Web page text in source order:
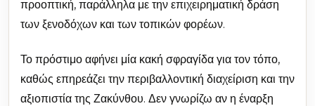
προοπτική, παράλληλα με την επιχειρηματική δράση
των ξενοδόχων και των τοπικών φορέων.
Το πρόστιμο αφήνει μία κακή σφραγίδα για τον τόπο,
καθώς επηρεάζει την περιβαλλοντική διαχείριση και την
αξιοπιστία της Ζακύνθου. Δεν γνωρίζω αν η έναρξη